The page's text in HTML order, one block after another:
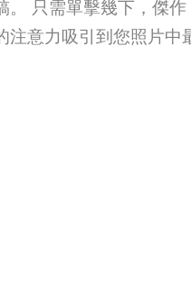
。 只需單擊幾下，傑作
注意力吸引到您照片中